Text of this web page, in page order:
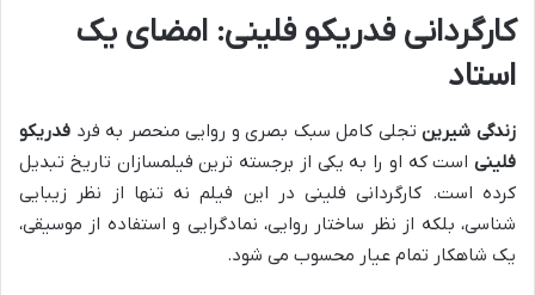
کارگردانیفدریکو فلینی: امضای یک
استاد
زندگی شیرینتجلی کامل سبک بصری و روایی منحصر به فرد فدریکو
فلینی است که او را به یکی از برجسته ترین فیلمسازان تاریخ تبدیل
کرده است. کارگردانی فلینی در این فیلم نه تنها از نظر زیبایی
شناسی، بلکه از نظر ساختار روایی، نمادگرایی و استفاده از موسیقی،
یک شاهکار تمام عیار محسوب می شود.